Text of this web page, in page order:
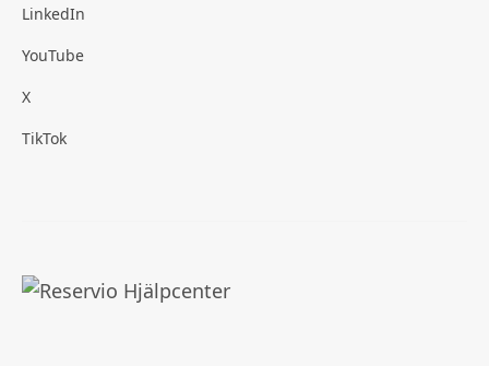
LinkedIn
YouTube
X
TikTok